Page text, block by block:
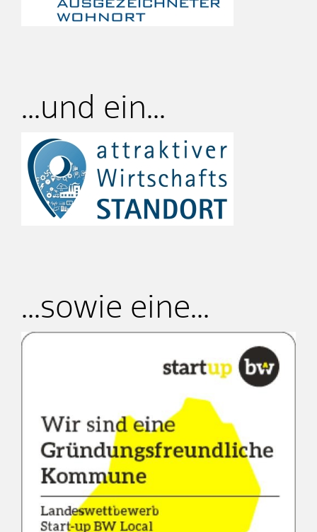
...und ein...
...sowie eine...